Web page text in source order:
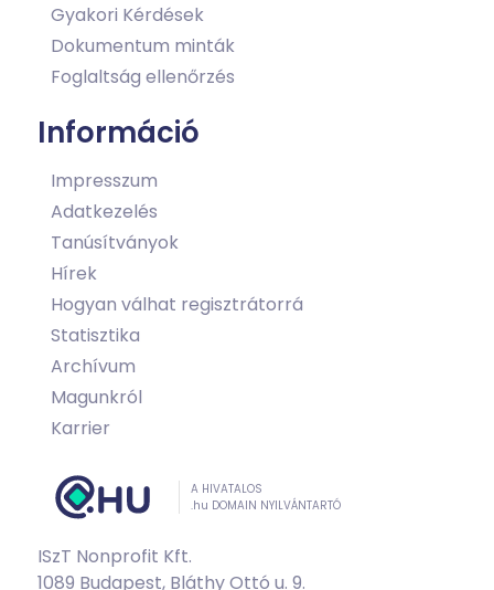
Gyakori Kérdések
Dokumentum minták
Foglaltság ellenőrzés
Információ
Impresszum
Adatkezelés
Tanúsítványok
Hírek
Hogyan válhat regisztrátorrá
Statisztika
Archívum
Magunkról
Karrier
A HIVATALOS
.hu DOMAIN NYILVÁNTARTÓ
ISzT Nonprofit Kft.
1089 Budapest, Bláthy Ottó u. 9.